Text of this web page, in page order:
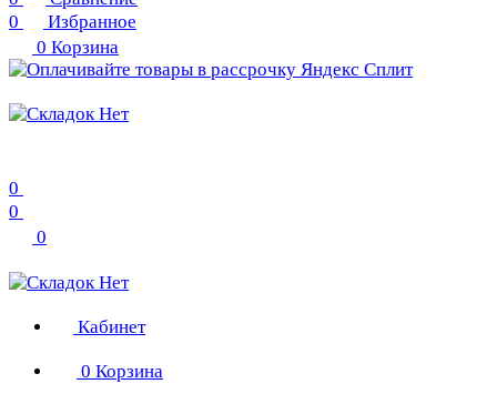
0
Избранное
0 Корзина
0
0
0
Кабинет
0 Корзина